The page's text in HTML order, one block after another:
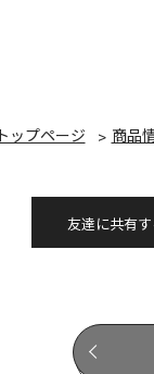
トップページ 商品
友達に共有す